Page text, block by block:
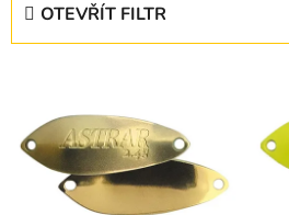
o
OTEVŘÍT FILTR
p